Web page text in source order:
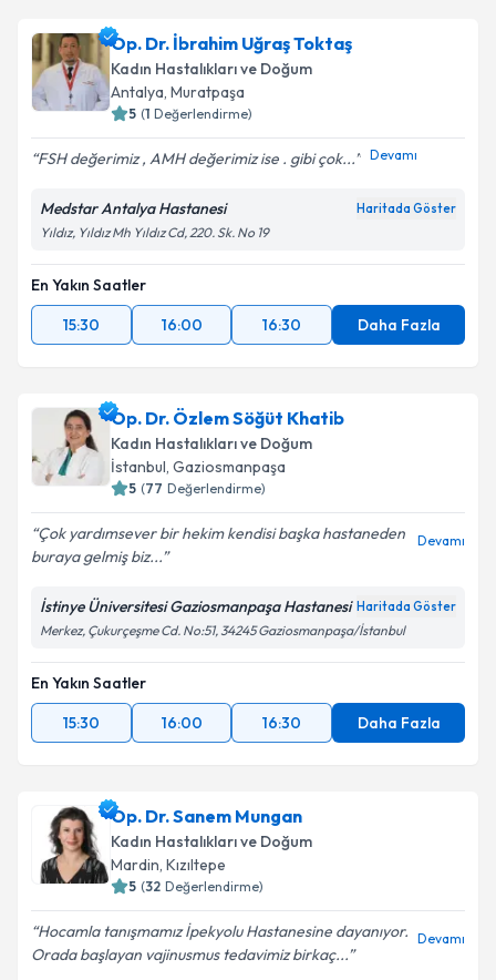
Op. Dr. İbrahim Uğraş Toktaş
Kadın Hastalıkları ve Doğum
Antalya, Muratpaşa
5 (1 Değerlendirme)
FSH değerimiz , AMH değerimiz ise . gibi çok... Devamı
Medstar Antalya Hastanesi Haritada Göster
Yıldız, Yıldız Mh Yıldız Cd, 220. Sk. No 19
En Yakın Saatler
15:30
16:00 16:30 Daha Fazla
Op. Dr. Özlem Söğüt Khatib
Kadın Hastalıkları ve Doğum
İstanbul, Gaziosmanpaşa
5 (77 Değerlendirme)
Çok yardımsever bir hekim kendisi başka hastaneden
buraya gelmiş biz...
Devamı
İstinye Üniversitesi Gaziosmanpaşa Hastanesi Haritada Göster
Merkez, Çukurçeşme Cd. No:51, 34245 Gaziosmanpaşa/İstanbul
En Yakın Saatler
15:30
16:00 16:30 Daha Fazla
Op. Dr. Sanem Mungan
Kadın Hastalıkları ve Doğum
Mardin, Kızıltepe
5 (32 Değerlendirme)
Hocamla tanışmamız İpekyolu Hastanesine dayanıyor.
Orada başlayan vajinusmus tedavimiz birkaç...
Devamı